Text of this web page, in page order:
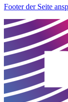
Footer der Seite